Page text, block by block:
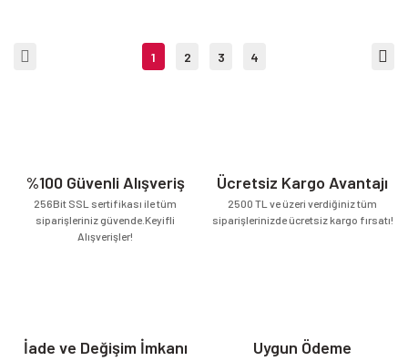
1 2 3 4
%100 Güvenli Alışveriş
256Bit SSL sertifikası ile tüm
siparişleriniz güvende.Keyifli
Alışverişler!
Ücretsiz Kargo Avantajı
2500 TL ve üzeri verdiğiniz tüm
siparişlerinizde ücretsiz kargo fırsatı!
İade ve Değişim İmkanı
Uygun Ödeme